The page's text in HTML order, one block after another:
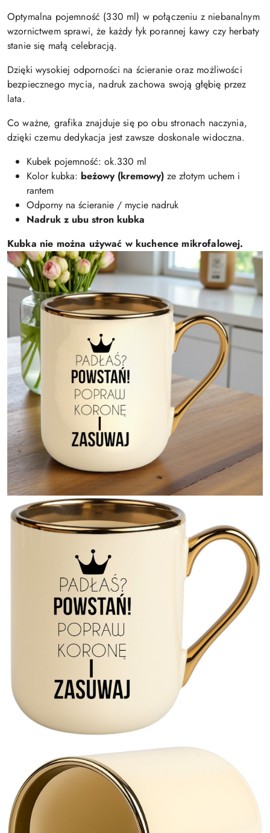
Optymalna pojemność (330 ml) w połączeniu z niebanalnym
wzornictwem sprawi, że każdy łyk porannej kawy czy herbaty
stanie się małą celebracją.
Dzięki wysokiej odporności na ścieranie oraz możliwości
bezpiecznego mycia, nadruk zachowa swoją głębię przez
lata.
Co ważne, grafika znajduje się po obu stronach naczynia,
dzięki czemu dedykacja jest zawsze doskonale widoczna.
Kubek pojemność: ok.330 ml
Kolor kubka: beżowy (kremowy) ze złotym uchem i
rantem
Odporny na ścieranie / mycie nadruk
Nadruk z ubu stron kubka
Kubka nie można używać w kuchence mikrofalowej.